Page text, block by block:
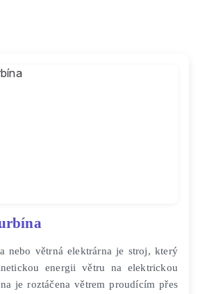
nebo větrná elektrárna je stroj, který
energii větru na elektrickou
je roztáčena větrem proudícím přes